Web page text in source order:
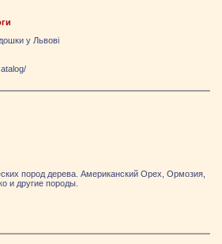
у Львові
пород дерева. Американский Орех, Ормозия,
и другие породы.